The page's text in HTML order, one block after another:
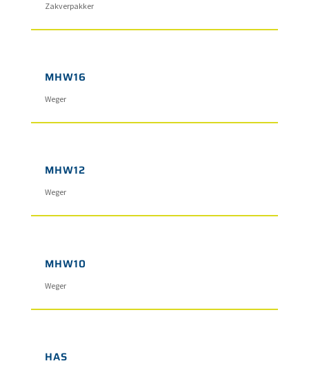
Zakverpakker
MHW16
Weger
MHW12
Weger
MHW10
Weger
HAS